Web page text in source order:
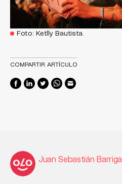
Foto: Ketlly Bautista.
COMPARTIR ARTÍCULO
Juan Sebastián Barriga